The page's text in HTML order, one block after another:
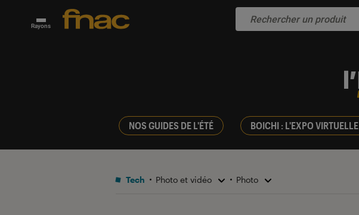
Rayons
NOS GUIDES DE L'ÉTÉ BOICHI : L'EXPO VIRTUELLE
Tech Photo et vidéo Photo